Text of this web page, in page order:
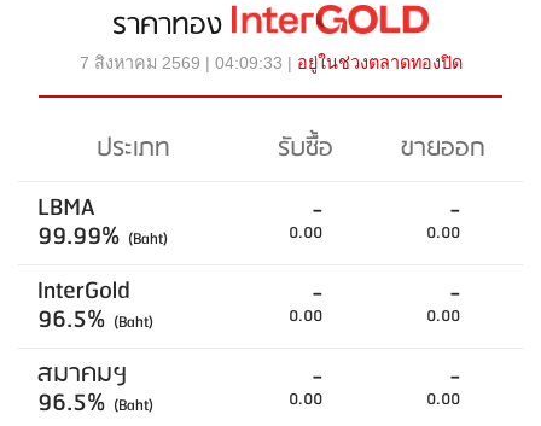
ราคาทอง
7 สิงหาคม 2569 | 04:09:33 | อยู่ในช่วงตลาดทองปิด
ประเภท รับซื้อ
ขายออก
LBMA
99.99% (Baht)
-
0.00
-
0.00
InterGold
96.5% (Baht)
-
0.00
-
0.00
สมาคมฯ
96.5% (Baht)
-
0.00
-
0.00